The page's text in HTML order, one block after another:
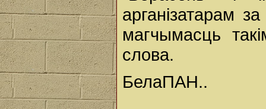
арганізатарам
магчымасць
слова.
БелаПАН..